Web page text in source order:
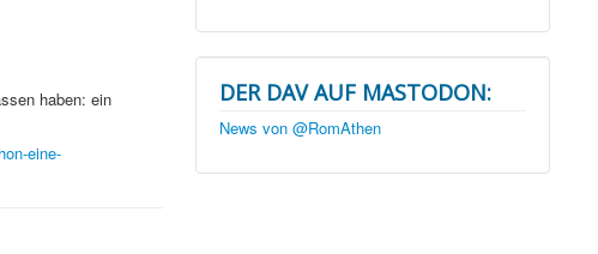
haben: ein
eine-
DER DAV AUF MASTODON:
News von @RomAthen